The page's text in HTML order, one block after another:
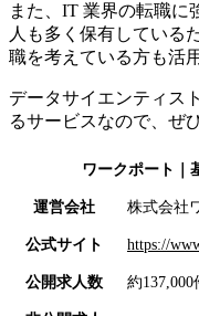
また、IT 業界の転職に
人も多く保有している
職を考えている方も活
データサイエンティス
るサービスなので、ぜ
ワークポート ｜
運営会社 株式会社
公式サイト https://
公開求人数 約137,000